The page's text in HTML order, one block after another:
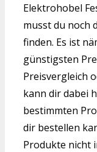
Elektrohobel
musst du noch
finden. Es ist
günstigsten
Preisvergleich
kann dir dabei
bestimmten
dir bestellen
Produkte nicht